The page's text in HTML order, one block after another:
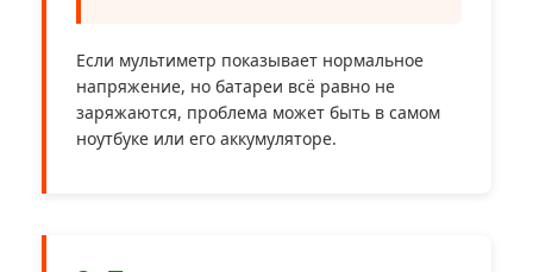
Если мультиметр показывает нормальное
напряжение, но батареи всё равно не
заряжаются, проблема может быть в самом
ноутбуке или его аккумуляторе.